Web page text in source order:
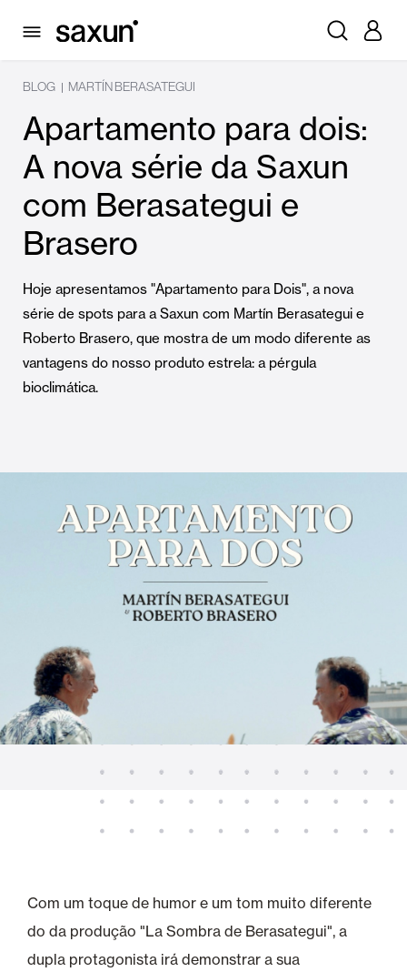
BLOG | MARTÍN BERASATEGUI
Apartamento para dois:
A nova série da Saxun
com Berasategui e
Brasero
Hoje apresentamos "Apartamento para Dois", a nova
série de spots para a Saxun com Martín Berasategui e
Roberto Brasero, que mostra de um modo diferente as
vantagens do nosso produto estrela: a pérgula
bioclimática.
Com um toque de humor e um tom muito diferente
do da produção "La Sombra de Berasategui", a
dupla protagonista irá demonstrar a sua